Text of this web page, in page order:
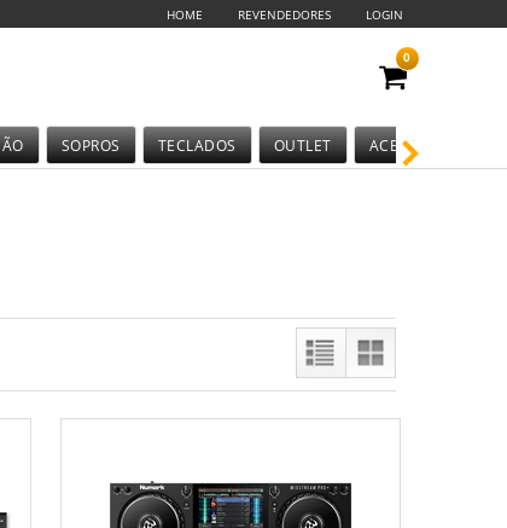
HOME REVENDEDORES LOGIN
0
SOPROS TECLADOS OUTLET ACESSÓRIOS